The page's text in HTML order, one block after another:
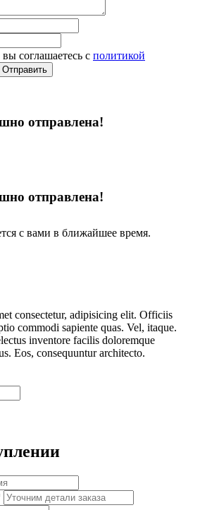
соглашаетесь с политикой
Отправить
отправлена!
отправлена!
с вами в ближайшее время.
consectetur, adipisicing elit. Officiis
commodi sapiente quas. Vel, itaque.
inventore facilis doloremque
Eos, consequuntur architecto.